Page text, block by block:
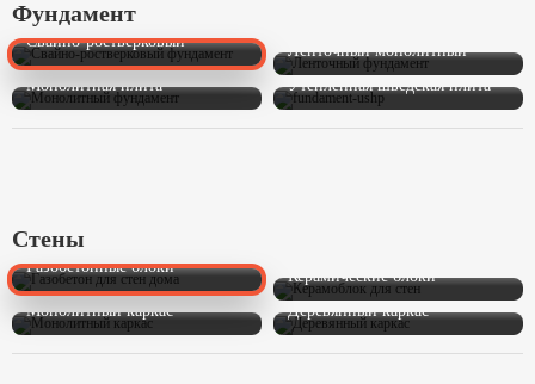
Фундамент
Свайно-ростверковый
Ленточный монолитный
Монолитная плита
Утеплённая шведская плита
Стены
Газобетонные блоки
Керамические блоки
Монолитный каркас
Деревянный каркас